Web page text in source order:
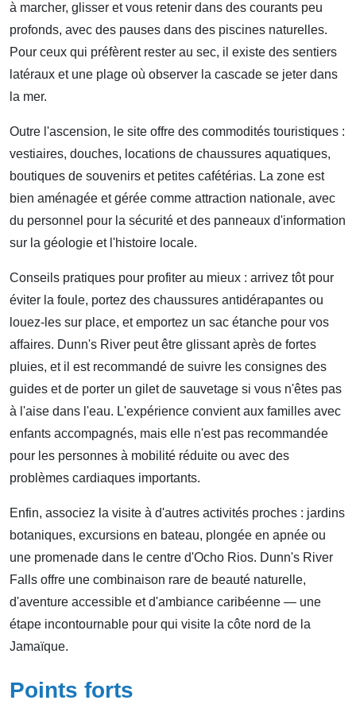
à marcher, glisser et vous retenir dans des courants peu
profonds, avec des pauses dans des piscines naturelles.
Pour ceux qui préfèrent rester au sec, il existe des sentiers
latéraux et une plage où observer la cascade se jeter dans
la mer.
Outre l'ascension, le site offre des commodités touristiques :
vestiaires, douches, locations de chaussures aquatiques,
boutiques de souvenirs et petites cafétérias. La zone est
bien aménagée et gérée comme attraction nationale, avec
du personnel pour la sécurité et des panneaux d'information
sur la géologie et l'histoire locale.
Conseils pratiques pour profiter au mieux : arrivez tôt pour
éviter la foule, portez des chaussures antidérapantes ou
louez-les sur place, et emportez un sac étanche pour vos
affaires. Dunn's River peut être glissant après de fortes
pluies, et il est recommandé de suivre les consignes des
guides et de porter un gilet de sauvetage si vous n'êtes pas
à l'aise dans l'eau. L'expérience convient aux familles avec
enfants accompagnés, mais elle n'est pas recommandée
pour les personnes à mobilité réduite ou avec des
problèmes cardiaques importants.
Enfin, associez la visite à d'autres activités proches : jardins
botaniques, excursions en bateau, plongée en apnée ou
une promenade dans le centre d'Ocho Rios. Dunn's River
Falls offre une combinaison rare de beauté naturelle,
d'aventure accessible et d'ambiance caribéenne — une
étape incontournable pour qui visite la côte nord de la
Jamaïque.
Points forts